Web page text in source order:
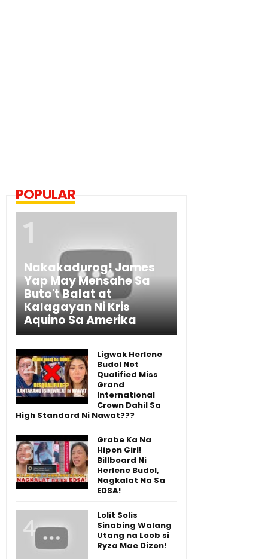
POPULAR
Nakakadurog! James
Yap May Mensahe Sa
Buto't Balat at
Kalagayan Ni Kris
Aquino Sa Amerika
Ligwak Herlene
Budol Not
Qualified Miss
Grand
International
Crown Dahil Sa
High Standard Ni Nawat???
Grabe Ka Na
Hipon Girl!
Billboard Ni
Herlene Budol,
Nagkalat Na Sa
EDSA!
Lolit Solis
Sinabing Walang
Utang na Loob si
Ryza Mae Dizon!